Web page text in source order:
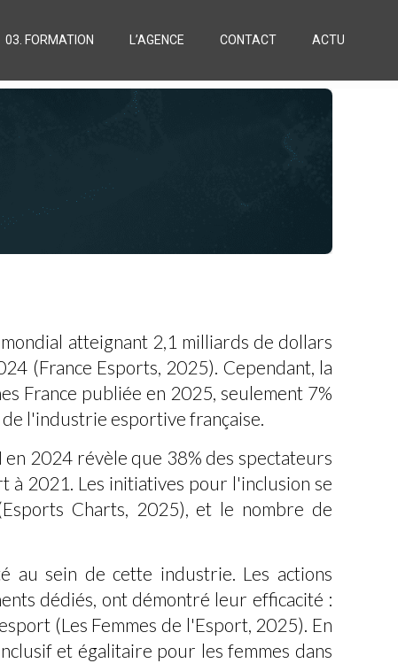
03. FORMATION L’AGENCE CONTACT ACTU
atteignant 2,1 milliards de dollars
(France Esports, 2025). Cependant, la
France publiée en 2025, seulement 7%
l'industrie esportive française.
2024 révèle que 38% des spectateurs
à 2021. Les initiatives pour l'inclusion se
Charts, 2025), et le nombre de
au sein de cette industrie. Les actions
dédiés, ont démontré leur efficacité :
(Les Femmes de l'Esport, 2025). En
et égalitaire pour les femmes dans